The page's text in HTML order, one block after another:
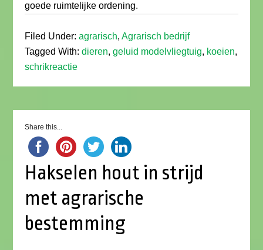
goede ruimtelijke ordening.
Filed Under:agrarisch,Agrarisch bedrijf
Tagged With:dieren,geluid modelvliegtuig, koeien,
schrikreactie
Share this...
Hakselen hout in strijd
met agrarische
bestemming